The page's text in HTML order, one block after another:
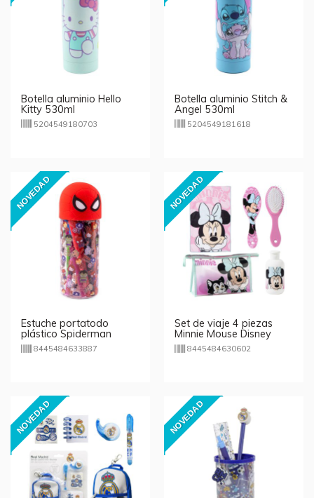
Botella aluminio Hello
Kitty 530ml
5204549180703
Botella aluminio Stitch &
Angel 530ml
5204549181618
NOVEDAD
Estuche portatodo
plástico Spiderman
Marvel
8445484633887
NOVEDAD
Set de viaje 4 piezas
Minnie Mouse Disney
8445484630602
NOVEDAD NOVEDAD